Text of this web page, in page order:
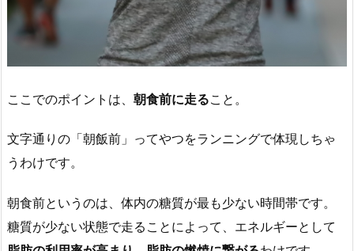
ここでのポイントは、 朝食前に走ること。
文字通りの「朝飯前」ってやつをランニングで体現しちゃ
うわけです。
朝食前というのは、体内の糖質が最も少ない時間帯です。
糖質が少ない状態で走ることによって、エネルギーとして